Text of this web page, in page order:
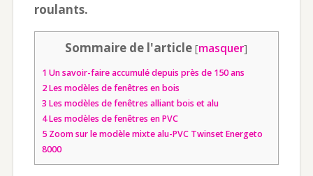
roulants.
Sommaire de l'article [masquer]
1 Un savoir-faire accumulé depuis près de 150 ans
2Les modèles de fenêtres en bois
3Les modèles de fenêtres alliant bois et alu
4Les modèles de fenêtres en PVC
5Zoom sur le modèle mixte alu-PVC Twinset Energeto
8000